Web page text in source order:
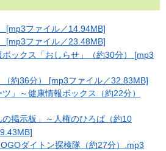
[mp3ファイル／14.94MB]
[mp3ファイル／23.48MB]
ックス「おしらせ」（約30分） [mp3
約36分） [mp3ファイル／32.83MB]
」～健康情報ボックス（約22分）
掲示板」～人権のひろば（約10
ダイトン探検隊（約27分）.mp3